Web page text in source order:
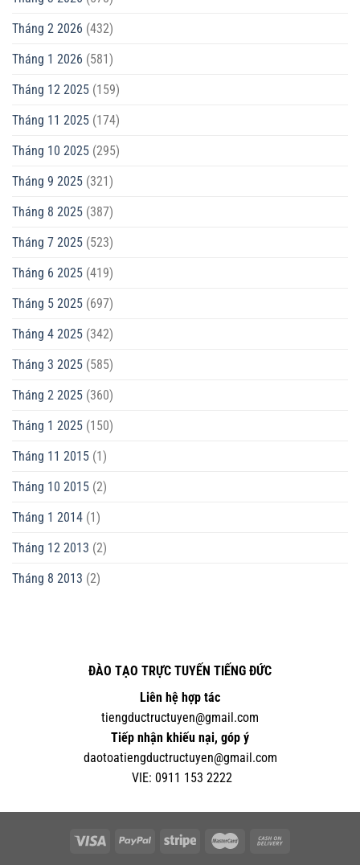
Tháng 2 2026 (432)
Tháng 1 2026 (581)
Tháng 12 2025 (159)
Tháng 11 2025 (174)
Tháng 10 2025 (295)
Tháng 9 2025 (321)
Tháng 8 2025 (387)
Tháng 7 2025 (523)
Tháng 6 2025 (419)
Tháng 5 2025 (697)
Tháng 4 2025 (342)
Tháng 3 2025 (585)
Tháng 2 2025 (360)
Tháng 1 2025 (150)
Tháng 11 2015 (1)
Tháng 10 2015 (2)
Tháng 1 2014 (1)
Tháng 12 2013 (2)
Tháng 8 2013 (2)
ĐÀO TẠO TRỰC TUYẾN TIẾNG ĐỨC
Liên hệ hợp tác
tiengductructuyen@gmail.com
Tiếp nhận khiếu nại, góp ý
daotoatiengductructuyen@gmail.com
VIE: 0911 153 2222